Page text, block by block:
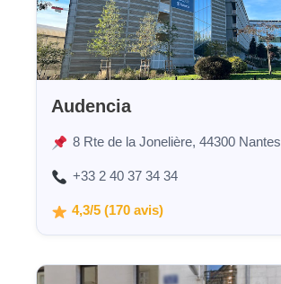
Audencia
8 Rte de la Jonelière, 44300 Nantes
+33 2 40 37 34 34
4,3/5 (170 avis)